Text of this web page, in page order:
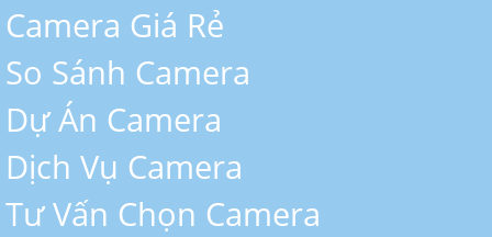
Camera Giá Rẻ
So Sánh Camera
Dự Án Camera
Dịch Vụ Camera
Tư Vấn Chọn Camera